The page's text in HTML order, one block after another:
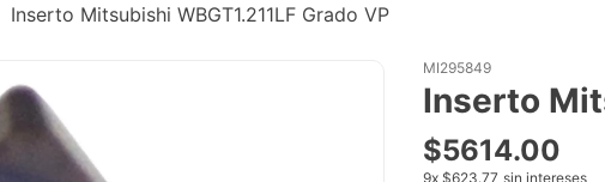
Inserto Mitsubishi WBGT1.211LF Grado VP
MI295849
Inserto
$5614.00
9x $623.77 sin intereses
4
sierra cinta
lenox